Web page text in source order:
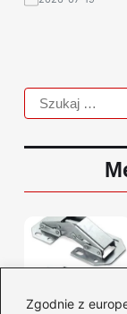
Zgodnie z